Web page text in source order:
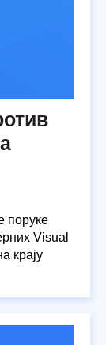
поруке
Visual
крају